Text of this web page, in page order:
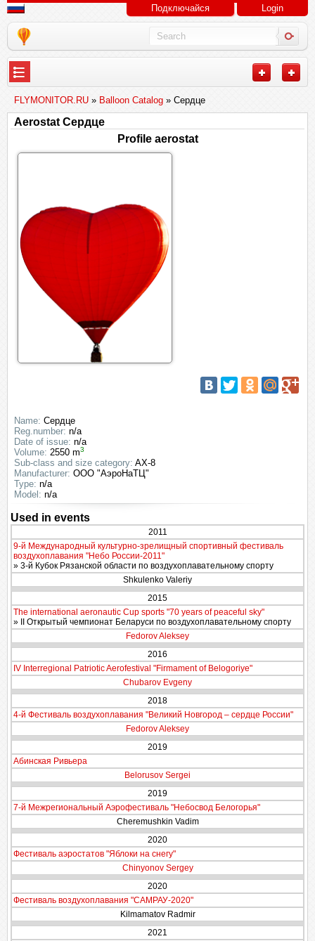
Подключайся Login
FLYMONITOR.RU » Balloon Catalog » Сердце
Aerostat Сердце
Profile aerostat
Name: Сердце
Reg.number: n/a
Date of issue: n/a
Volume: 2550 m3
Sub-class and size category: AX-8
Manufacturer: ООО "АэроНаТЦ"
Type: n/a
Model: n/a
Used in events
2011
9-й Международный культурно-зрелищный спортивный фестиваль
воздухоплавания "Небо России-2011"
» 3-й Кубок Рязанской области по воздухоплавательному спорту
Shkulenko Valeriy
2015
The international aeronautic Cup sports "70 years of peaceful sky"
» II Открытый чемпионат Беларуси по воздухоплавательному спорту
Fedorov Aleksey
2016
IV Interregional Patriotic Aerofestival "Firmament of Belogoriye"
Chubarov Evgeny
2018
4-й Фестиваль воздухоплавания "Великий Новгород – сердце России"
Fedorov Aleksey
2019
Абинская Ривьера
Belorusov Sergei
2019
7-й Межрегиональный Аэрофестиваль "Небосвод Белогорья"
Cheremushkin Vadim
2020
Фестиваль аэростатов "Яблоки на снегу"
Chinyonov Sergey
2020
Фестиваль воздухоплавания "САМРАУ-2020"
Kilmamatov Radmir
2021